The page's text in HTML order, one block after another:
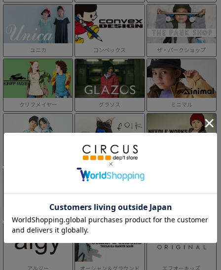
ユニカ コンベックス ザ・パークショップ
クリフメイヤー グラソス ミニマル
フォークメイド
メイクユアデイ
アルジー オーシャン＆グラウンド エフオーキッズ